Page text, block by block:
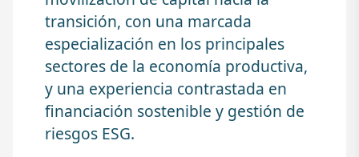
transición, con una marcada
especialización en los principales
sectores de la economía productiva,
y una experiencia contrastada en
financiación sostenible y gestión de
riesgos ESG.